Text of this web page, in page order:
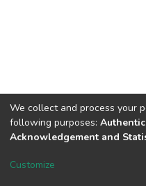
Dspace & Volodymyr Dahl
We collect and process your
following purposes:
Acknowledgement and
Customize